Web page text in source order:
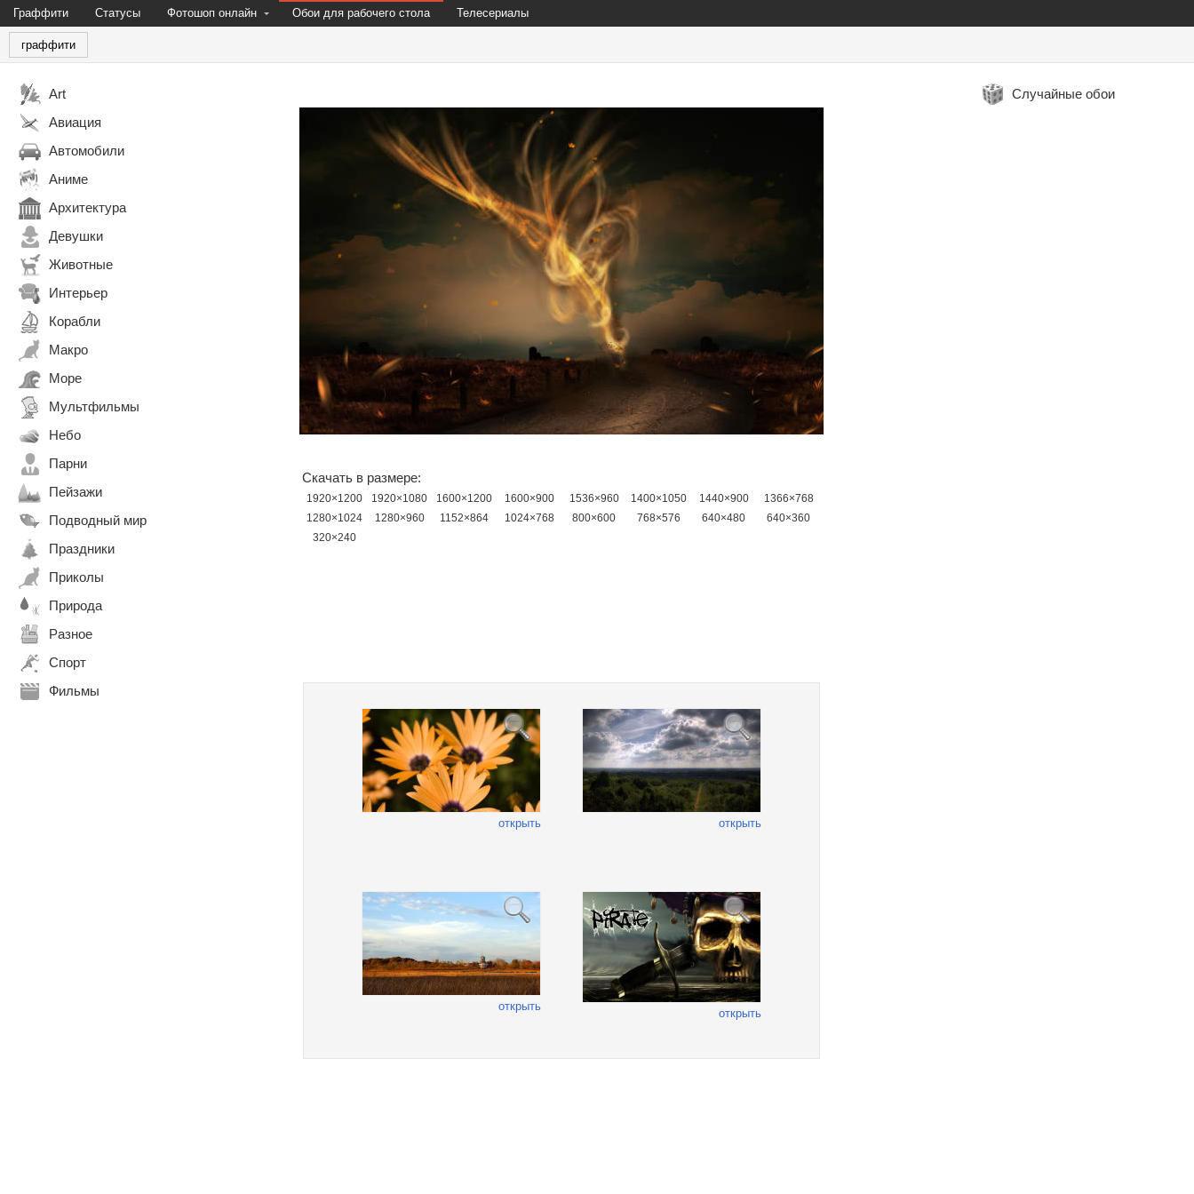
Граффити Статусы Фотошоп онлайн Обои для рабочего стола Телесериалы
граффити
Art
Авиация
Автомобили
Аниме
Архитектура
Девушки
Животные
Интерьер
Корабли
Макро
Море
Мультфильмы
Небо
Парни
Пейзажи
Подводный мир
Праздники
Приколы
Природа
Разное
Спорт
Фильмы
Скачать в размере:
1920×1200 1920×1080 1600×1200 1600×900 1536×960 1400×1050 1440×900
1366×768
1280×1024
1280×960 1152×864 1024×768 800×600 768×576 640×480
640×360
320×240
открыть открыть
открыть
открыть
Случайные обои